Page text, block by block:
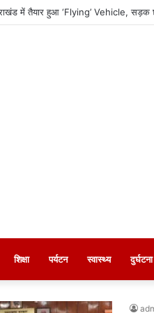
में तैयार हुआ ‘Flying’ Vehicle, सड़क
शिक्षा पर्यटन स्वास्थ्य दुर्घटना